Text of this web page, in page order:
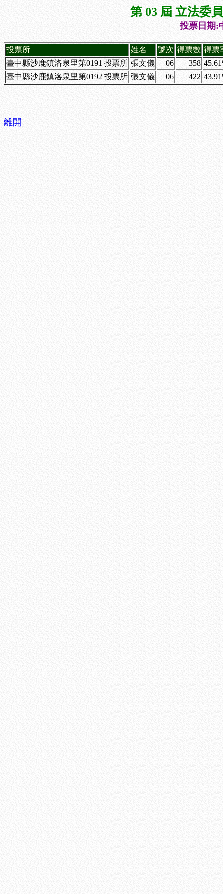
第 03 屆 立法委
投票日期:
投票所 姓名 號次 得票數 得票
臺中縣沙鹿鎮洛泉里第0191 投票所 張文儀 06 358
臺中縣沙鹿鎮洛泉里第0192 投票所 張文儀 06 422
離開